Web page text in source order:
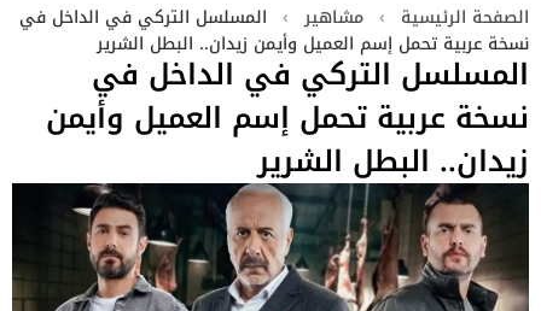
الصفحة الرئيسية › مشاهير › المسلسل التركي في الداخل في
نسخة عربية تحمل إسم العميل وأيمن زيدان.. البطل الشرير
المسلسل التركي في الداخل في
نسخة عربية تحمل إسم العميل وأيمن
زيدان.. البطل الشرير